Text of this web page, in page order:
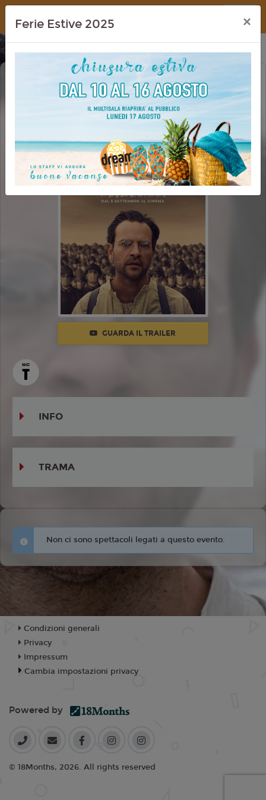
Dream Cinema
CAMPO DI BATTAGLIA
GUARDA IL TRAILER
INFO
TRAMA
Non ci sono spettacoli legati a questo evento.
Ferie Estive 2025 ×
Condizioni generali
Privacy
Impressum
Cambia impostazioni privacy
Powered by
© 18Months, 2026. All rights reserved